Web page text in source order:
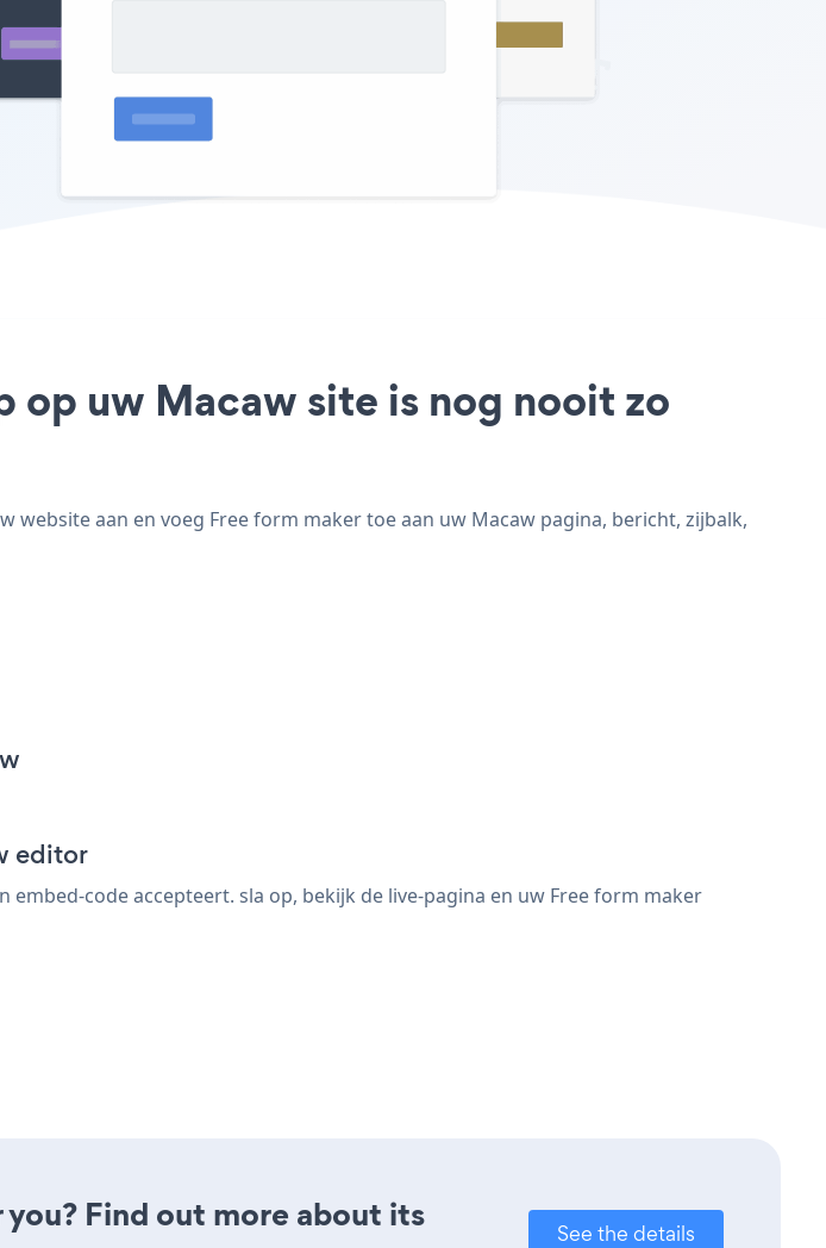
op uw Macaw site is nog nooit zo
aan en voeg Free form maker toe aan uw Macaw pagina, bericht, zijbalk,
editor
code accepteert. sla op, bekijk de live-pagina en uw Free form maker
Find out more about its
See the details